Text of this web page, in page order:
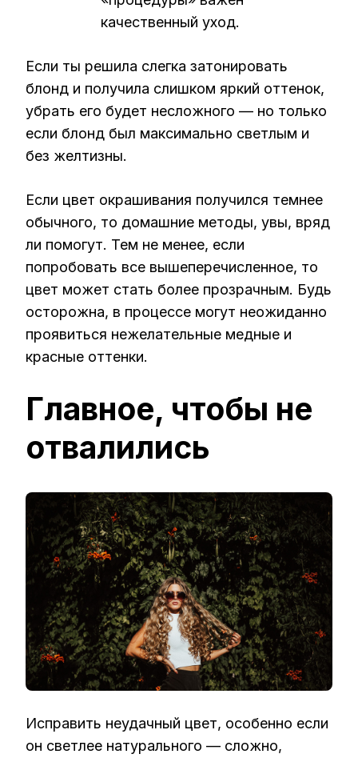
качественный уход.
Если ты решила слегка затонировать
блонд и получила слишком яркий оттенок,
убрать его будет несложного — но только
если блонд был максимально светлым и
без желтизны.
Если цвет окрашивания получился темнее
обычного, то домашние методы, увы, вряд
ли помогут. Тем не менее, если
попробовать все вышеперечисленное, то
цвет может стать более прозрачным. Будь
осторожна, в процессе могут неожиданно
проявиться нежелательные медные и
красные оттенки.
Главное, чтобы не
отвалились
Исправить неудачный цвет, особенно если
он светлее натурального — сложно,